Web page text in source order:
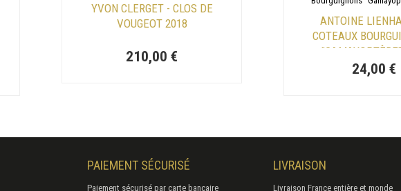
YVON CLERGET - CLOS DE
VOUGEOT 2018
210,00 €
ANTOINE
COTEAUX
24,00 €
PAIEMENT SÉCURISÉ
Paiement sécurisé par carte bancaire
LIVRAISON
Livraison France entière et monde